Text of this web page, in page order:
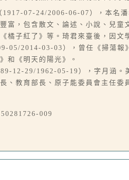
1917-07-24/2006-06-07），本名
富，包含散文、論述、小說、兒童
橘子紅了》等。琦君來臺後，因
05/2014-03-03），曾任《掃蕩報
和《明天的陽光》。
12-29/1962-05-19），字月涵。
、教育部長、原子能委員會主任委
009